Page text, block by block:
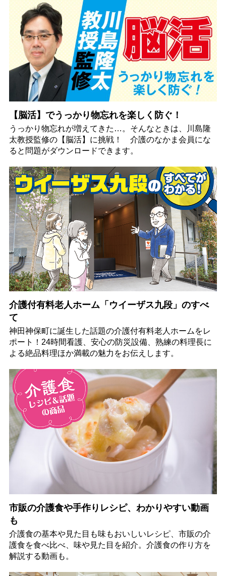
【脳活】でうっかり物忘れを楽しく防ぐ！
うっかり物忘れが増えてきた…。そんなときは、川島隆
太教授監修の【脳活】に挑戦！ 介護のなかま会員にな
ると問題がダウンロードできます。
介護付有料老人ホーム「ウイーザス九段」のすべ
て
神田神保町に誕生した話題の介護付有料老人ホームをレ
ポート！24時間看護、安心の防災設備、熟練の料理長に
よる絶品料理ほか満載の魅力をお伝えします。
市販の介護食や手作りレシピ、わかりやすい動画
も
介護食の基本や見た目も味もおいしいレシピ、市販の介
護食を食べ比べ、味や見た目を紹介。介護食の作り方を
解説する動画も。